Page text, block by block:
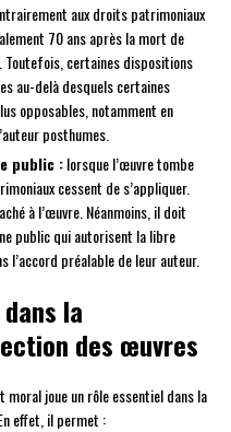
aux droits patrimoniaux
70 ans après la mort de
certaines dispositions
au-delà desquels certaines
opposables, notamment en
posthumes.
public :lorsque l’œuvre tombe
cessent de s’appliquer.
à l’œuvre. Néanmoins, il doit
public qui autorisent la libre
préalable de leur auteur.
la
des œuvres
joue un rôle essentiel dans la
effet, il permet :